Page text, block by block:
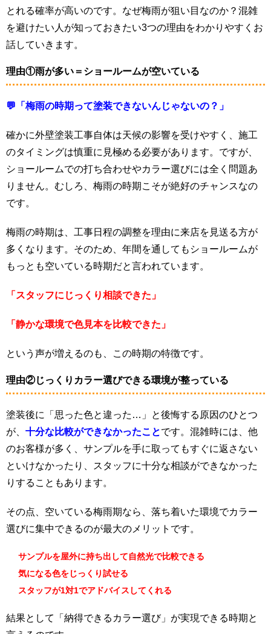
とれる確率が高いのです。なぜ梅雨が狙い目なのか？混雑
を避けたい人が知っておきたい3つの理由をわかりやすくお
話していきます。
理由①雨が多い＝ショールームが空いている
💬「梅雨の時期って塗装できないんじゃないの？」
確かに外壁塗装工事自体は天候の影響を受けやすく、施工
のタイミングは慎重に見極める必要があります。ですが、
ショールームでの打ち合わせやカラー選びには全く問題あ
りません。むしろ、梅雨の時期こそが絶好のチャンスなの
です。
梅雨の時期は、工事日程の調整を理由に来店を見送る方が
多くなります。そのため、年間を通してもショールームが
もっとも空いている時期だと言われています。
「スタッフにじっくり相談できた」
「静かな環境で色見本を比較できた」
という声が増えるのも、この時期の特徴です。
理由②じっくりカラー選びできる環境が整っている
塗装後に「思った色と違った…」と後悔する原因のひとつ
が、 十分な比較ができなかったことです。混雑時には、他
のお客様が多く、サンプルを手に取ってもすぐに返さない
といけなかったり、スタッフに十分な相談ができなかった
りすることもあります。
その点、空いている梅雨期なら、落ち着いた環境でカラー
選びに集中できるのが最大のメリットです。
サンプルを屋外に持ち出して自然光で比較できる
気になる色をじっくり試せる
スタッフが1対1でアドバイスしてくれる
結果として「納得できるカラー選び」が実現できる時期と